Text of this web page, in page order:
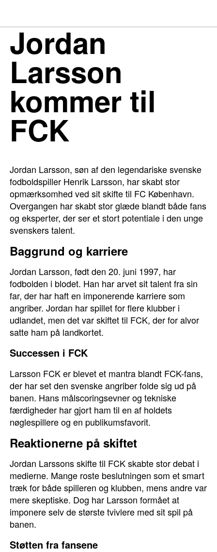
Jordan
Larsson
kommer til
FCK
Jordan Larsson, søn af den legendariske svenske
fodboldspiller Henrik Larsson, har skabt stor
opmærksomhed ved sit skifte til FC København.
Overgangen har skabt stor glæde blandt både fans
og eksperter, der ser et stort potentiale i den unge
svenskers talent.
Baggrund og karriere
Jordan Larsson, født den 20. juni 1997, har
fodbolden i blodet. Han har arvet sit talent fra sin
far, der har haft en imponerende karriere som
angriber. Jordan har spillet for flere klubber i
udlandet, men det var skiftet til FCK, der for alvor
satte ham på landkortet.
Successen i FCK
Larsson FCK er blevet et mantra blandt FCK-fans,
der har set den svenske angriber folde sig ud på
banen. Hans målscoringsevner og tekniske
færdigheder har gjort ham til en af holdets
nøglespillere og en publikumsfavorit.
Reaktionerne på skiftet
Jordan Larssons skifte til FCK skabte stor debat i
medierne. Mange roste beslutningen som et smart
træk for både spilleren og klubben, mens andre var
mere skeptiske. Dog har Larsson formået at
imponere selv de største tvivlere med sit spil på
banen.
Støtten fra fansene